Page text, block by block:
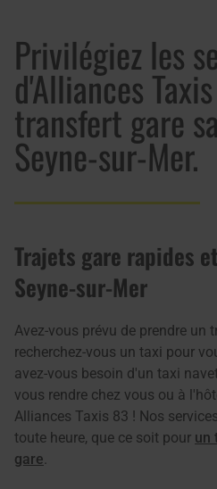
Privilégiez les
d'Alliances
transfert gare
Seyne-sur-Mer.
Trajets gare rapides
Seyne-sur-Mer
Avez-vous prévu de prendre un
recherchez-vous un taxi pour
avez-vous besoin d'un taxi
vous rendre chez vous ou à
Alliances Taxis 83 ! Nos
toute heure, que ce soit pour un
gare.